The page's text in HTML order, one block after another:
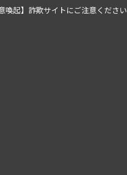
意喚起】詐欺サイトにご注意ください